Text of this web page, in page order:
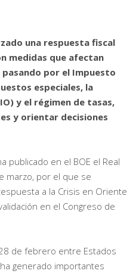
una respuesta fiscal
medidas que afectan
pasando por el Impuesto
especiales, la
y el régimen de tasas,
y orientar decisiones
publicado en el BOE el Real
marzo, por el que se
a la Crisis en Oriente
en el Congreso de
de febrero entre Estados
generado importantes